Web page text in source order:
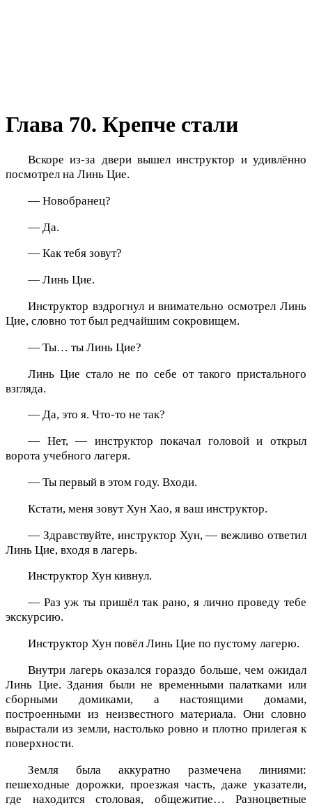
Глава 70. Крепче стали
Вскоре из-за двери вышел инструктор и удивлённо
посмотрел на Линь Цие.
— Новобранец?
— Да.
— Как тебя зовут?
— Линь Цие.
Инструктор вздрогнул и внимательно осмотрел Линь
Цие, словно тот был редчайшим сокровищем.
— Ты… ты Линь Цие?
Линь Цие стало не по себе от такого пристального
взгляда.
— Да, это я. Что-то не так?
— Нет, — инструктор покачал головой и открыл
ворота учебного лагеря.
— Ты первый в этом году. Входи.
Кстати, меня зовут Хун Хао, я ваш инструктор.
— Здравствуйте, инструктор Хун, — вежливо ответил
Линь Цие, входя в лагерь.
Инструктор Хун кивнул.
— Раз уж ты пришёл так рано, я лично проведу тебе
экскурсию.
Инструктор Хун повёл Линь Цие по пустому лагерю.
Внутри лагерь оказался гораздо больше, чем ожидал
Линь Цие. Здания были не временными палатками или
сборными домиками, а настоящими домами,
построенными из неизвестного материала. Они словно
вырастали из земли, настолько ровно и плотно прилегая к
поверхности.
Земля была аккуратно размечена линиями:
пешеходные дорожки, проезжая часть, даже указатели,
где находится столовая, общежитие… Разноцветные